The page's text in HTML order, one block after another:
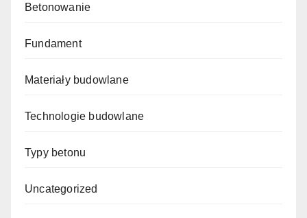
Betonowanie
Fundament
Materiały budowlane
Technologie budowlane
Typy betonu
Uncategorized